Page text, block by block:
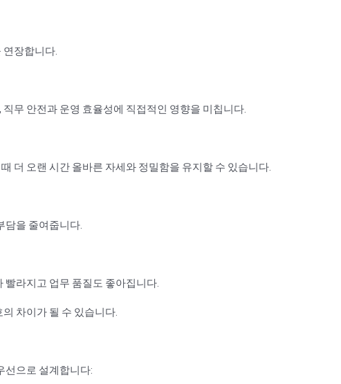
장합니다.
무 안전과 운영 효율성에 직접적인 영향을 미칩니다.
더 오랜 시간 올바른 자세와 정밀함을 유지할 수 있습니다.
담을 줄여줍니다.
라지고 업무 품질도 좋아집니다.
차이가 될 수 있습니다.
선으로 설계합니다: